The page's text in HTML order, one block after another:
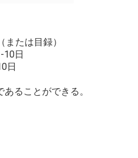
たは目録）
10日
日
ることができる。